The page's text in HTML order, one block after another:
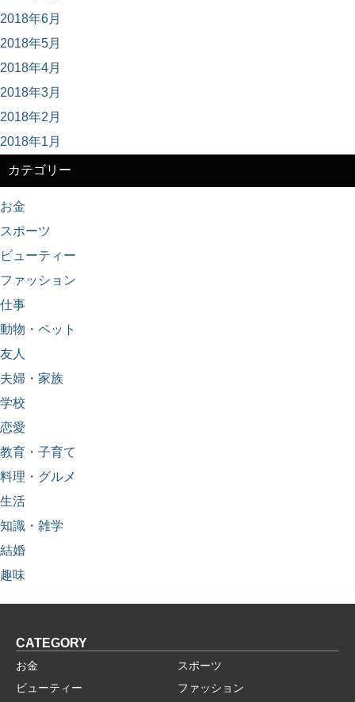
2018年6月
2018年5月
2018年4月
2018年3月
2018年2月
2018年1月
カテゴリー
お金
スポーツ
ビューティー
ファッション
仕事
動物・ペット
友人
夫婦・家族
学校
恋愛
教育・子育て
料理・グルメ
生活
知識・雑学
結婚
趣味
CATEGORY
お金
スポーツ
ビューティー
ファッション